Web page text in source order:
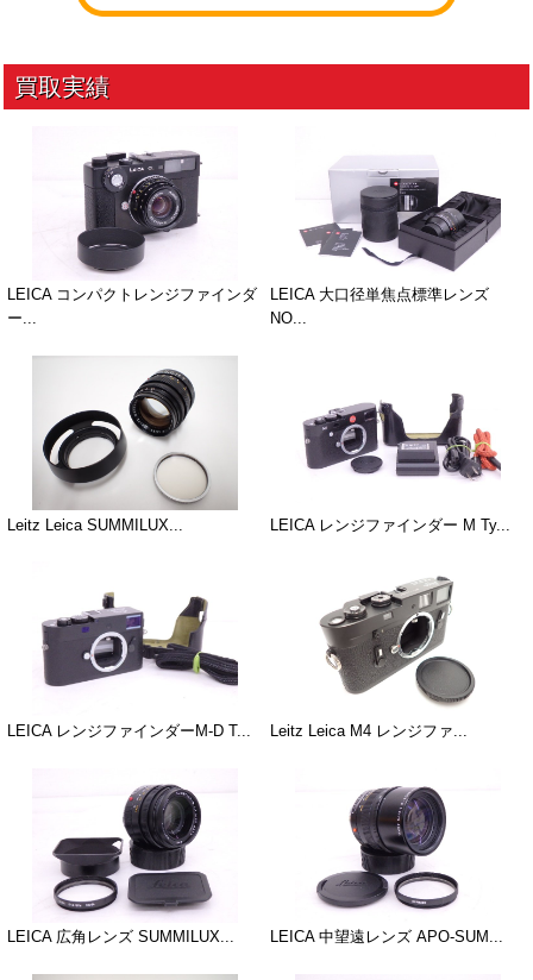
LEICA コンパクトレンジファインダ
ー...
LEICA 大口径単焦点標準レンズ
NO...
Leitz Leica SUMMILUX... LEICA レンジファインダー M Ty...
LEICA レンジファインダーM-D T... Leitz Leica M4 レンジファ...
LEICA 広角レンズ SUMMILUX... LEICA 中望遠レンズ APO-SUM...